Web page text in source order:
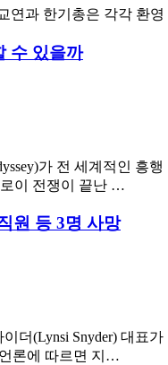
과 한기총은 각각 환
수 있을까
가 전 세계적인
이 전쟁이 끝난 …
원 등 3명 사망
더(Lynsi Snyder) 대
론에 따르면 지…